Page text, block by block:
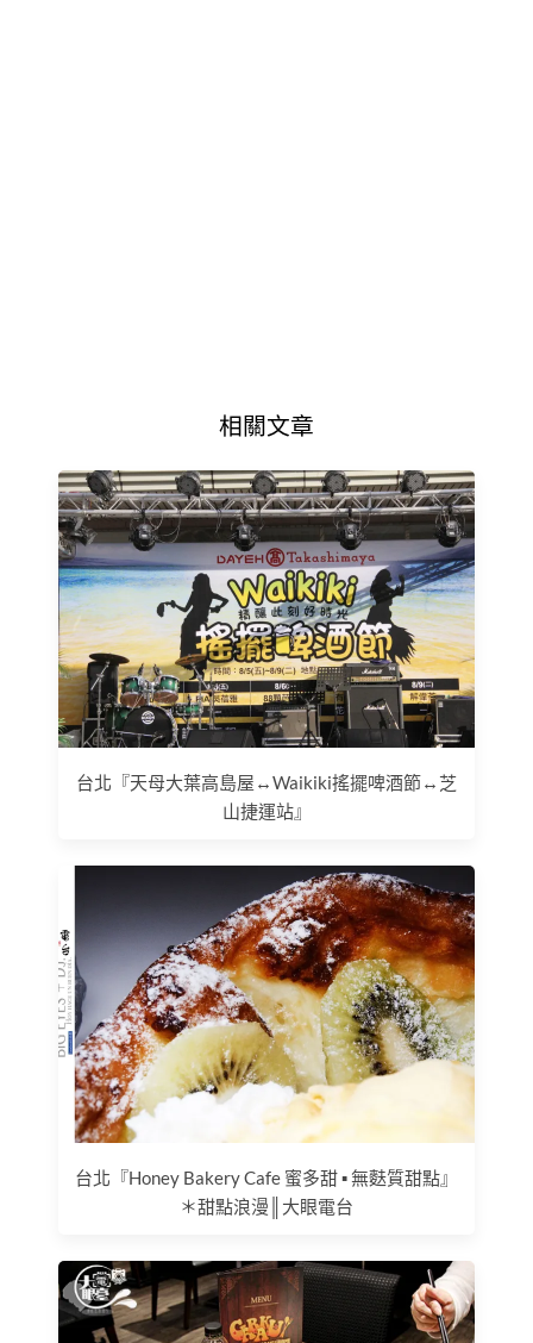
相關文章
台北『天母大葉高島屋↔Waikiki搖擺啤酒節↔芝
山捷運站』
台北『Honey Bakery Cafe 蜜多甜 ▪ 無麩質甜點』
＊甜點浪漫║大眼電台